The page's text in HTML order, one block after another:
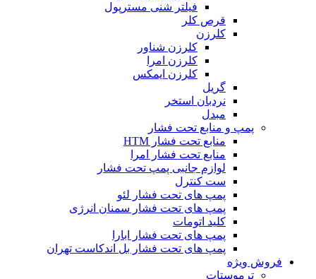
فیلتر شنی مسترپول
قرص کلر
کلرزن
کلرزن شناور
کلرزن امرا
کلرزن ایمکس
گریل
نردبان استخر
مبدل
پمپ و منابع تحت فشار
منابع تحت فشار HTM‎
منابع تحت فشار امرا
لوازم جانبی پمپ تحت فشار
ست کنترل
پمپ های تحت فشار لئو
پمپ های تحت فشار سمنان انرژی
کلید اتومات
پمپ های تحت فشار ابارا
پمپ های تحت فشار بل اندکاست تهران
فروش ویژه
ترموستات